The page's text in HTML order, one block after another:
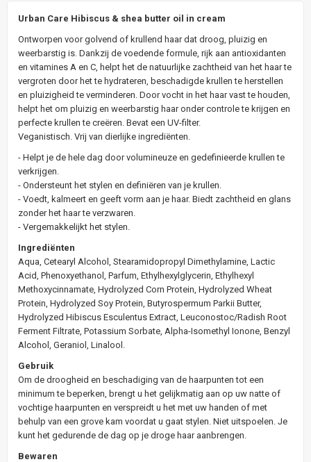
Urban Care Hibiscus & shea butter oil in cream
Ontworpen voor golvend of krullend haar dat droog, pluizig en
weerbarstig is. Dankzij de voedende formule, rijk aan antioxidanten
en vitamines A en C, helpt het de natuurlijke zachtheid van het haar te
vergroten door het te hydrateren, beschadigde krullen te herstellen
en pluizigheid te verminderen. Door vocht in het haar vast te houden,
helpt het om pluizig en weerbarstig haar onder controle te krijgen en
perfecte krullen te creëren. Bevat een UV-filter.
Veganistisch. Vrij van dierlijke ingrediënten.
- Helpt je de hele dag door volumineuze en gedefinieerde krullen te
verkrijgen.
- Ondersteunt het stylen en definiëren van je krullen.
- Voedt, kalmeert en geeft vorm aan je haar. Biedt zachtheid en glans
zonder het haar te verzwaren.
- Vergemakkelijkt het stylen.
Ingrediënten
Aqua, Cetearyl Alcohol, Stearamidopropyl Dimethylamine, Lactic
Acid, Phenoxyethanol, Parfum, Ethylhexylglycerin, Ethylhexyl
Methoxycinnamate, Hydrolyzed Corn Protein, Hydrolyzed Wheat
Protein, Hydrolyzed Soy Protein, Butyrospermum Parkii Butter,
Hydrolyzed Hibiscus Esculentus Extract, Leuconostoc/Radish Root
Ferment Filtrate, Potassium Sorbate, Alpha-Isomethyl Ionone, Benzyl
Alcohol, Geraniol, Linalool.
Gebruik
Om de droogheid en beschadiging van de haarpunten tot een
minimum te beperken, brengt u het gelijkmatig aan op uw natte of
vochtige haarpunten en verspreidt u het met uw handen of met
behulp van een grove kam voordat u gaat stylen. Niet uitspoelen. Je
kunt het gedurende de dag op je droge haar aanbrengen.
Bewaren